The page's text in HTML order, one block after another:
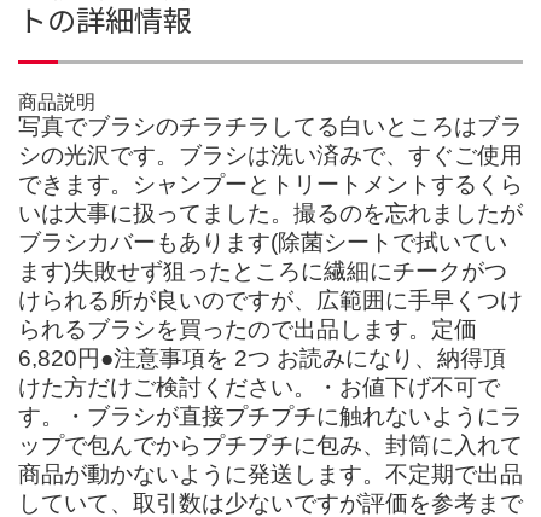
トの詳細情報
商品説明
写真でブラシのチラチラしてる白いところはブラ
シの光沢です。ブラシは洗い済みで、すぐご使用
できます。シャンプーとトリートメントするくら
いは大事に扱ってました。撮るのを忘れましたが
ブラシカバーもあります(除菌シートで拭いてい
ます)失敗せず狙ったところに繊細にチークがつ
けられる所が良いのですが、広範囲に手早くつけ
られるブラシを買ったので出品します。定価
6,820円●注意事項を 2つ お読みになり、納得頂
けた方だけご検討ください。・お値下げ不可で
す。・ブラシが直接プチプチに触れないようにラ
ップで包んでからプチプチに包み、封筒に入れて
商品が動かないように発送します。不定期で出品
していて、取引数は少ないですが評価を参考まで